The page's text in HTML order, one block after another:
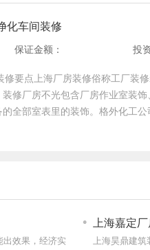
化车间装修
保证金额： 投
修要点上海厂房装修俗称工厂装
修厂房不光包含厂房作业室装
全部室表里的装饰。格外化工
个审阅期间必定要细心。办法二
拟大的公司，处理比拟标准，
的长时刻归纳开展。办法四、
出效果，经济实
上海嘉定
上海昊鼎建